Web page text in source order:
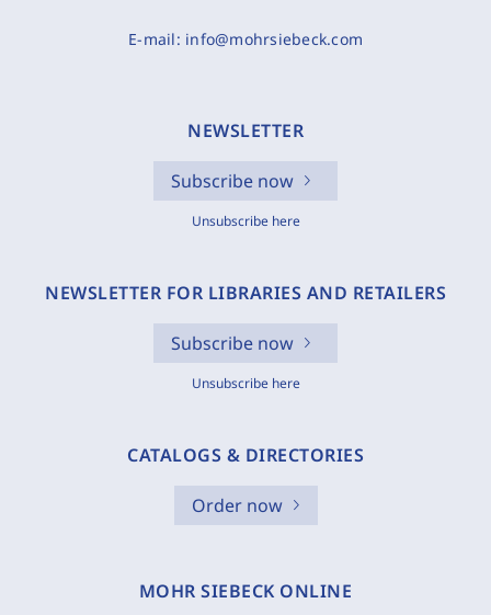
E-mail: info@mohrsiebeck.com
NEWSLETTER
Subscribe now
Unsubscribe here
NEWSLETTER FOR LIBRARIES AND RETAILERS
Subscribe now
Unsubscribe here
CATALOGS & DIRECTORIES
Order now
MOHR SIEBECK ONLINE